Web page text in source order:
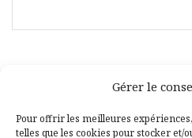
Gérer le
Pour offrir les meilleures
telles que les cookies pour stocker et/
Facebook